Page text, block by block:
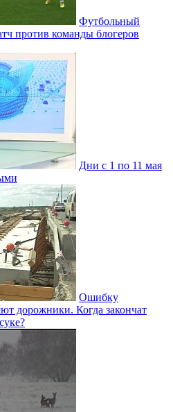
Футбольный
против команды блогеров
Дни с 1 по 11 мая
Ошибку
дорожники. Когда закончат